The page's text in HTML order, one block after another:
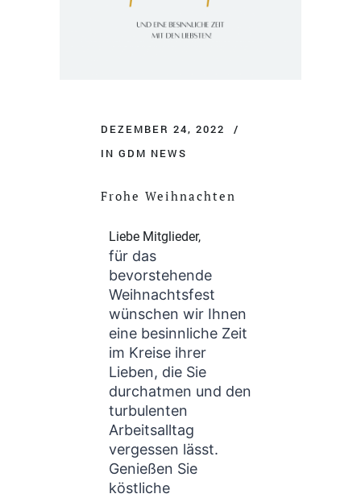
DEZEMBER 24, 2022
IN GDM NEWS
Frohe Weihnachten
Liebe Mitglieder,
für das
bevorstehende
Weihnachtsfest
wünschen wir Ihnen
eine besinnliche Zeit
im Kreise ihrer
Lieben, die Sie
durchatmen und den
turbulenten
Arbeitsalltag
vergessen lässt.
Genießen Sie
köstliche